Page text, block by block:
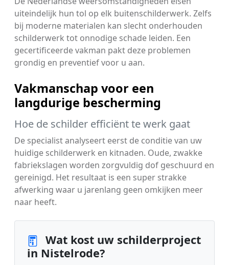
uiteindelijk hun tol op elk buitenschilderwerk. Zelfs
bij moderne materialen kan slecht onderhouden
schilderwerk tot onnodige schade leiden. Een
gecertificeerde vakman pakt deze problemen
grondig en preventief voor u aan.
Vakmanschap voor een
langdurige bescherming
Hoe de schilder efficiënt te werk gaat
De specialist analyseert eerst de conditie van uw
huidige schilderwerk en kitnaden. Oude, zwakke
fabriekslagen worden zorgvuldig dof geschuurd en
gereinigd. Het resultaat is een super strakke
afwerking waar u jarenlang geen omkijken meer
naar heeft.
Wat kost uw schilderproject
in Nistelrode?